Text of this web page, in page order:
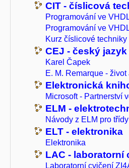
CIT - číslicová
Programování ve
Programování ve
Kurz číslicové techniky
CEJ - český
Karel Čapek
E. M. Remarque - život
Elektronická
Microsoft - Partnerství
ELM -
Návody z ELM pro
ELT - elektronika
Elektronika
LAC - laboratorní
Laboratorní cvičení